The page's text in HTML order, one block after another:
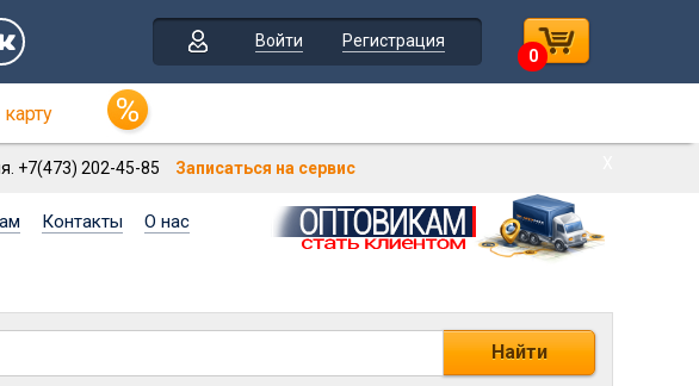
Войти
Регистрация
0
+7(473) 202-45-85 Записаться на сервис
Контакты О нас
Найти